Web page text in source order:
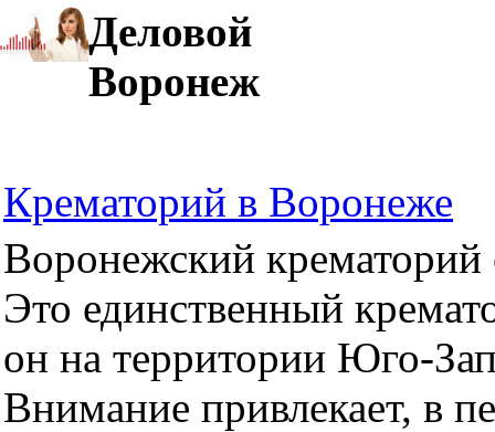
Деловой
Воронеж
Крематорий в Воронеже
Воронежский крематорий
Это единственный
он на территории Юго-
Внимание привлекает, в